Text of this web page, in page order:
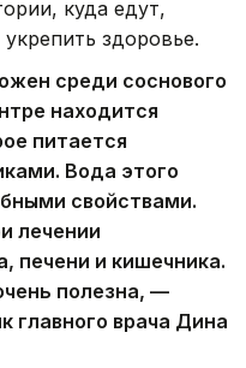
куда едут,
здоровье.
среди соснового
находится
питается
Вода этого
свойствами.
лечении
печени и кишечника.
полезна, —
главного врача Дина